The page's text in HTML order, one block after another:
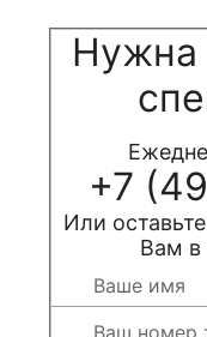
Нужна
+7
Или
Вам в